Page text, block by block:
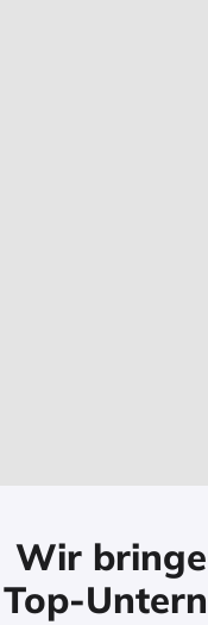
Wir
Top-